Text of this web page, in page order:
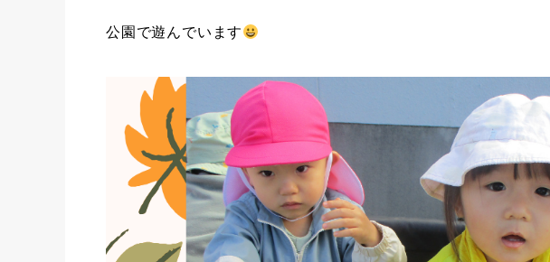
公園で遊んでいます